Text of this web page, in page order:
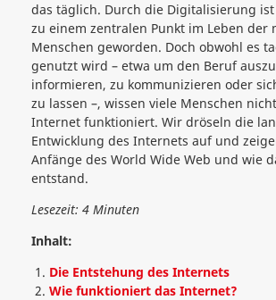
das täglich. Durch die Digitalisierung
zu einem zentralen Punkt im Leben der
Menschen geworden. Doch obwohl es
genutzt wird – etwa um den Beruf
informieren, zu kommunizieren oder
zu lassen –, wissen viele Menschen
Internet funktioniert. Wir dröseln die
Entwicklung des Internets auf und
Anfänge des World Wide Web und wie
entstand.
Lesezeit: 4 Minuten
Inhalt:
Die Entstehung des Internets
Wie funktioniert das Internet?